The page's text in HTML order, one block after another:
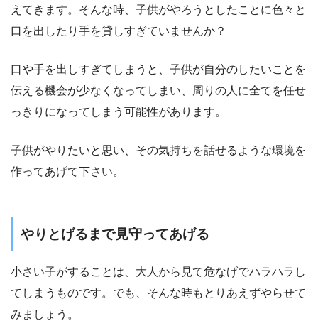
えてきます。そんな時、子供がやろうとしたことに色々と
口を出したり手を貸しすぎていませんか？
口や手を出しすぎてしまうと、子供が自分のしたいことを
伝える機会が少なくなってしまい、周りの人に全てを任せ
っきりになってしまう可能性があります。
子供がやりたいと思い、その気持ちを話せるような環境を
作ってあげて下さい。
やりとげるまで見守ってあげる
小さい子がすることは、大人から見て危なげでハラハラし
てしまうものです。でも、そんな時もとりあえずやらせて
みましょう。